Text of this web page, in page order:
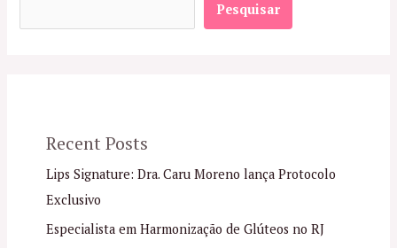
Pesquisar
Recent Posts
Lips Signature: Dra. Caru Moreno lança Protocolo
Exclusivo
Especialista em Harmonização de Glúteos no RJ